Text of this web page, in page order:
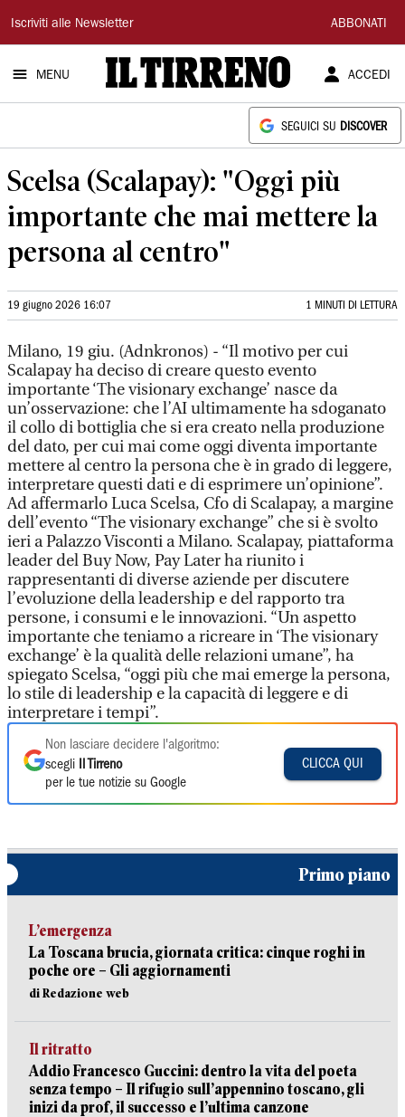
Il
Tirreno
Iscriviti alle Newsletter ABBONATI
MENU ACCEDI
SEGUICI SU DISCOVER
Scelsa (Scalapay): "Oggi più
importante che mai mettere la
persona al centro"
19 giugno 2026 16:07 1 MINUTI DI LETTURA
Milano, 19 giu. (Adnkronos) - “Il motivo per cui
Scalapay ha deciso di creare questo evento
importante ‘The visionary exchange’ nasce da
un’osservazione: che l’AI ultimamente ha sdoganato
il collo di bottiglia che si era creato nella produzione
del dato, per cui mai come oggi diventa importante
mettere al centro la persona che è in grado di leggere,
interpretare questi dati e di esprimere un’opinione”.
Ad affermarlo Luca Scelsa, Cfo di Scalapay, a margine
dell’evento “The visionary exchange” che si è svolto
ieri a Palazzo Visconti a Milano. Scalapay, piattaforma
leader del Buy Now, Pay Later ha riunito i
rappresentanti di diverse aziende per discutere
l’evoluzione della leadership e del rapporto tra
persone, i consumi e le innovazioni. “Un aspetto
importante che teniamo a ricreare in ‘The visionary
exchange’ è la qualità delle relazioni umane”, ha
spiegato Scelsa, “oggi più che mai emerge la persona,
lo stile di leadership e la capacità di leggere e di
interpretare i tempi”.
Non lasciare decidere l'algoritmo:
scegli
Il Tirreno
per le tue notizie su Google
CLICCA QUI
Primo piano
L’emergenza
La Toscana brucia, giornata critica: cinque roghi in
poche ore – Gli aggiornamenti
di Redazione web
Il ritratto
Addio Francesco Guccini: dentro la vita del poeta
senza tempo – Il rifugio sull’appennino toscano, gli
inizi da prof, il successo e l’ultima canzone